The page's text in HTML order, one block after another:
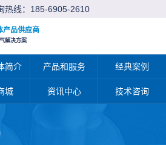
热线： 185-6905-2610
产品供应商
解决方案
简介 产品和服务 经典案例
城 资讯中心 技术咨询